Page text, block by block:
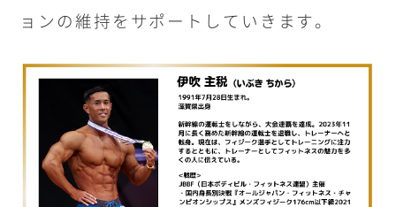
ョンの維持をサポートしていきます。